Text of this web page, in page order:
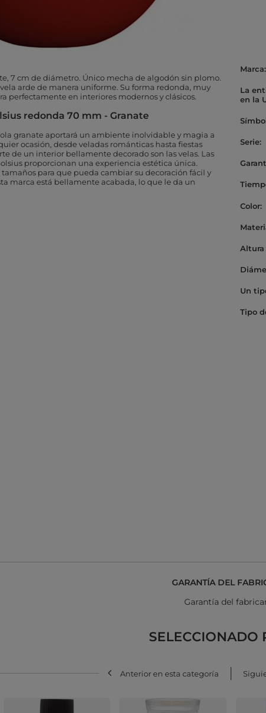
7 cm de diámetro. Único mecha de algodón sin plomo.
vela arde de manera uniforme. Su forma redonda, muy
perfectamente en interiores modernos y clásicos.
redonda 70 mm - Granate
granate aportará un ambiente inolvidable y magia a
ocasión, desde veladas románticas hasta fiestas
de un interior bellamente decorado son las velas. Las
proporcionan una experiencia estética única.
para que pueda cambiar su decoración fácil y
marca está bellamente acabada, lo que le da un
Marca
La
en la
Serie
Color
Un
Tipo
GARANTÍA DEL
Garantía del
SELECCIONADO
Anterior en esta categoría